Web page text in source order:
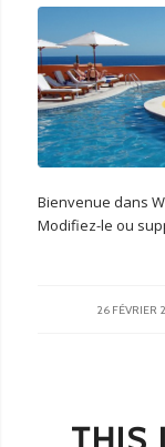
Bienvenue dans
Modifiez-le ou
26 FÉVRIER
/